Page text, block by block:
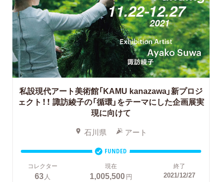
私設現代アート美術館「KAMU kanazawa」新プロジ
ェクト！！ 諏訪綾子の「循環」をテーマにした企画展実
現に向けて
石川県 アート
FUNDED
コレクター
63 人
現在
1,005,500円
終了
2021/12/27